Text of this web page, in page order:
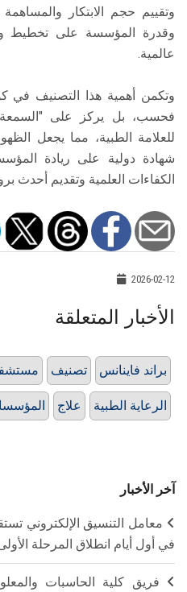
وتقييم حجم الابتكار
وقدرة المؤسسة على تخطيط
عالمية.
وتكمن أهمية هذا التصنيف في
فحسب، بل يركز على "السمعة
شهادة دولية على ريادة
الكفاءات العلمية وتقديم أحدث
2026-02-12
الأخبار المتعلقة
تصنيف براند فاينانس
علاج الرعاية الطبية
آخر الأخبار
في أول أيام انطلاق المرحلة
فريق كلية الحاسبات